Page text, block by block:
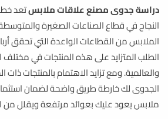
دراسة جدوى مصنع علاقات ملابستعد
النجاح في قطاع الصناعات الصغيرة
الملابس من القطاعات الواعدة التي تحقق
الطلب المتزايد على هذه المنتجات في مختلف
والعالمية. ومع تزايد الاهتمام بالمنتجات ذات
الجدوى لك خارطة طريق واضحة لضمان
ملابس يعود عليك بعوائد مرتفعة ويقلل من